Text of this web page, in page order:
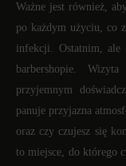
Ważne jest również,
po każdym użyciu, co
infekcji. Ostatnim, ale
barbershopie.
przyjemnym
panuje przyjazna
oraz czy czujesz się
to miejsce, do którego